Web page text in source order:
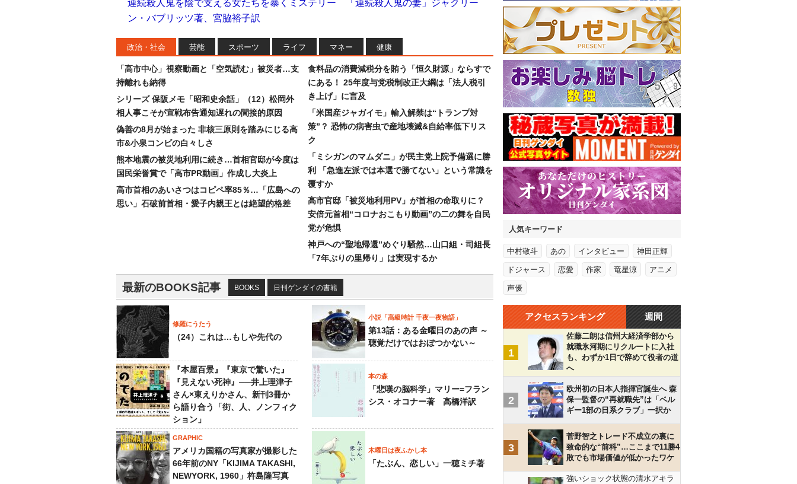
連続殺人鬼を陰で支える女たちを暴くミステリー 「連続殺人鬼の妻」ジャクリー
ン・バブリッツ著、宮脇裕子訳
政治・社会 芸能 スポーツ ライフ マネー 健康
「高市中心」視察動画と「空気読む」被災者…支
持離れも納得
シリーズ 保阪メモ「昭和史余話」（12）松岡外
相人事こそが宣戦布告通知遅れの間接的原因
偽善の8月が始まった 非核三原則を踏みにじる高
市&小泉コンビの白々しさ
熊本地震の被災地利用に続き…首相官邸が今度は
国民栄誉賞で「高市PR動画」作成し大炎上
高市首相のあいさつはコピペ率85％…「広島への
思い」石破前首相・愛子内親王とは絶望的格差
食料品の消費減税分を賄う「恒久財源」ならすで
にある！ 25年度与党税制改正大綱は「法人税引
き上げ」に言及
「米国産ジャガイモ」輸入解禁は“トランプ対
策”？ 恐怖の病害虫で産地壊滅&自給率低下リス
ク
「ミシガンのマムダニ」が民主党上院予備選に勝
利 「急進左派では本選で勝てない」という常識を
覆すか
高市官邸「被災地利用PV」が首相の命取りに？
安倍元首相“コロナおこもり動画”の二の舞を自民
党が危惧
神戸への“聖地帰還”めぐり騒然…山口組・司組長
「7年ぶりの里帰り」は実現するか
最新のBOOKS記事 BOOKS 日刊ゲンダイの書籍
修羅にうたう
（24）これは…もしや先代の
小説「高級時計 千夜一夜物語」
第13話：ある金曜日のあの声 ～
聴覚だけではおぼつかない～
『本屋百景』『東京で驚いた』
『見えない死神』──井上理津子
さん×東えりかさん、新刊3冊か
ら語り合う「街、人、ノンフィク
ション」
本の森
「悲嘆の脳科学」マリー=フラン
シス・オコナー著 高橋洋訳
GRAPHIC
アメリカ国籍の写真家が撮影した
66年前のNY「KIJIMA TAKASHI,
NEWYORK, 1960」杵島隆写真
木曜日は夜ふかし本
「たぶん、恋しい」一穂ミチ著
人気キーワード
中村敬斗 あの インタビュー 神田正輝
ドジャース 恋愛 作家 竜星涼 アニメ
声優
アクセスランキング 週間
1
佐藤二朗は信州大経済学部から
就職氷河期にリクルートに入社
も、わずか1日で辞めて役者の道
へ
2
欧州初の日本人指揮官誕生へ 森
保一監督の“再就職先”は「ベル
ギー1部の日系クラブ」一択か
3
菅野智之トレード不成立の裏に
致命的な“前科”…ここまで11勝4
敗でも市場価値が低かったワケ
強いショック状態の清水アキラ